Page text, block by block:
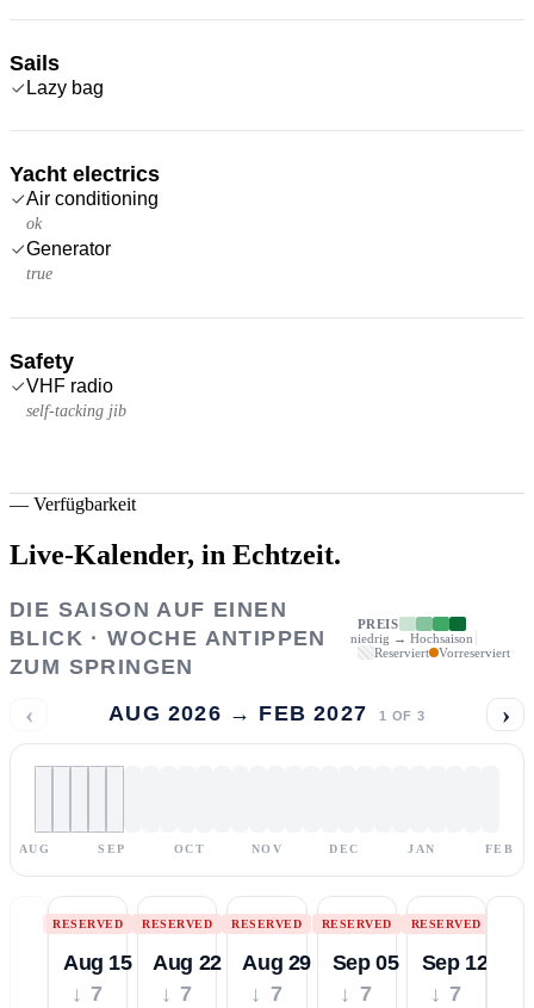
Sails
Lazy bag
Yacht electrics
Air conditioning
ok
Generator
true
Safety
VHF radio
self-tacking jib
— Verfügbarkeit
Live-Kalender, in Echtzeit.
DIE SAISON AUF EINEN
BLICK · WOCHE ANTIPPEN
ZUM SPRINGEN
PREIS
niedrig → Hochsaison
Reserviert
Vorreserviert
‹ AUG 2026 → FEB 2027 1 OF 3 ›
AUG SEP OCT NOV DEC JAN FEB
RESERVED
Aug 15
↓ 7
RESERVED
Aug 22
↓ 7
RESERVED
Aug 29
↓ 7
RESERVED
Sep 05
↓ 7
RESERVED
Sep 12
↓ 7